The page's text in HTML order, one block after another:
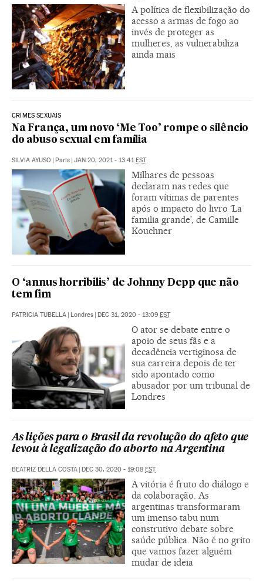
A política de flexibilização do
acesso a armas de fogo ao
invés de proteger as
mulheres, as vulnerabiliza
ainda mais
CRIMES SEXUAIS
Na França, um novo ‘Me Too’ rompe o silêncio
do abuso sexual em família
SILVIA AYUSO Paris JAN 20, 2021 - 13:41 EST
Milhares de pessoas
declaram nas redes que
foram vítimas de parentes
após o impacto do livro ‘La
familia grande’, de Camille
Kouchner
O ‘annus horribilis’ de Johnny Depp que não
tem fim
PATRICIA TUBELLA | Londres | DEC 31, 2020 - 13:09 EST
O ator se debate entre o
apoio de seus fãs e a
decadência vertiginosa de
sua carreira depois de ter
sido apontado como
abusador por um tribunal de
Londres
As lições para o Brasil da revolução do afeto que
levou à legalização do aborto na Argentina
BEATRIZ DELLA COSTA | DEC 30, 2020 - 19:08 EST
A vitória é fruto do diálogo e
da colaboração. As
argentinas transformaram
um imenso tabu num
construtivo debate sobre
saúde pública. Não é no grito
que vamos fazer alguém
mudar de ideia